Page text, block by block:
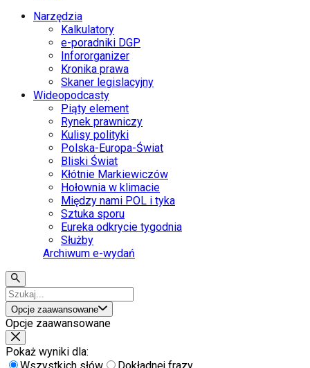
Narzędzia
Kalkulatory
e-poradniki DGP
Infororganizer
Kronika prawa
Skaner legislacyjny
Wideopodcasty
Piąty element
Rynek prawniczy
Kulisy polityki
Polska-Europa-Świat
Bliski Świat
Kłótnie Markiewiczów
Hołownia w klimacie
Między nami POL i tyka
Sztuka sporu
Eureka odkrycie tygodnia
Służby
Archiwum e-wydań
Opcje zaawansowane
Opcje zaawansowane
Pokaż wyniki dla: